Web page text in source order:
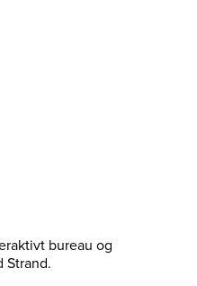
bureau og
Strand.